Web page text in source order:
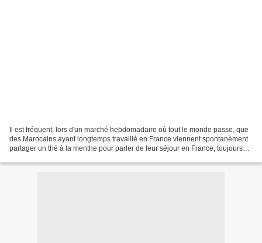
Il est fréquent, lors d'un marché hebdomadaire où tout le monde passe, que
des Marocains ayant longtemps travaillé en France viennent spontanèment
partager un thé à la menthe pour parler de leur séjour en France, toujours